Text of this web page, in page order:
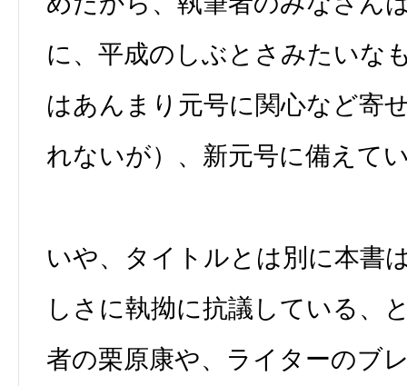
に、平成のしぶとさみたいな
はあんまり元号に関心など寄
れないが）、新元号に備えて
いや、タイトルとは別に本書
しさに執拗に抗議している、
者の栗原康や、ライターのブ